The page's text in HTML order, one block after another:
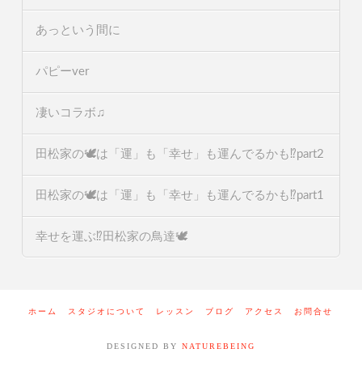
あっという間に
パピーver
凄いコラボ♫
田松家の🕊️は「運」も「幸せ」も運んでるかも⁉️part2
田松家の🕊️は「運」も「幸せ」も運んでるかも⁉️part1
幸せを運ぶ⁉️田松家の鳥達🕊️
ホーム スタジオについて レッスン ブログ アクセス お問合せ
DESIGNED BY NATUREBEING